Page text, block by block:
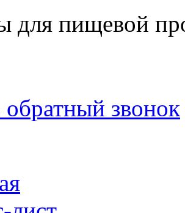
для пищевой
обратный звонок